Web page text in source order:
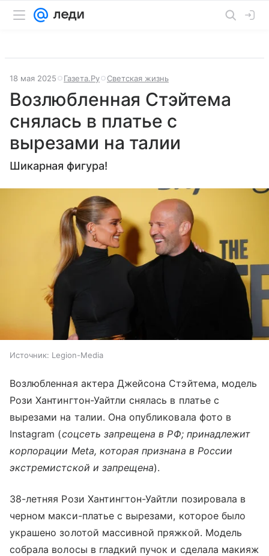
18 мая 2025 Газета.Ру Светская жизнь
Возлюбленная Стэйтема
снялась в платье с
вырезами на талии
Шикарная фигура!
Источник: Legion-Media
Возлюбленная актера Джейсона Стэйтема, модель
Рози Хантингтон-Уайтли снялась в платье с
вырезами на талии. Она опубликовала фото в
Instagram (соцсеть запрещена в РФ; принадлежит
корпорации Meta, которая признана в России
экстремистской и запрещена).
38-летняя Рози Хантингтон-Уайтли позировала в
черном макси-платье с вырезами, которое было
украшено золотой массивной пряжкой. Модель
собрала волосы в гладкий пучок и сделала макияж